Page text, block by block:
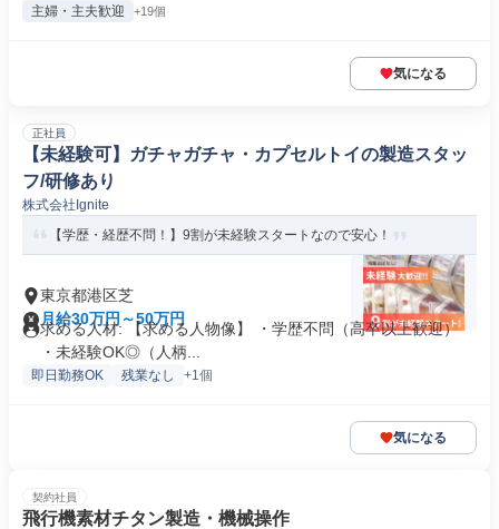
主婦・主夫歓迎 +19個
気になる
正社員
【未経験可】ガチャガチャ・カプセルトイの製造スタッ
フ/研修あり
株式会社Ignite
【学歴・経歴不問！】9割が未経験スタートなので安心！
東京都港区芝
月給30万円～50万円
求める人材: 【求める人物像】 ・学歴不問（高卒以上歓迎）
・未経験OK◎（人柄...
即日勤務OK 残業なし +1個
気になる
契約社員
飛行機素材チタン製造・機械操作